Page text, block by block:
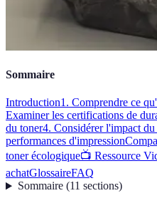
Sommaire
Introduction1. Comprendre ce
Examiner les certifications de
du toner4. Considérer l'impact
performances d'impression
toner écologique📺 Ressource
achatGlossaireFAQ
Sommaire(11 sections)